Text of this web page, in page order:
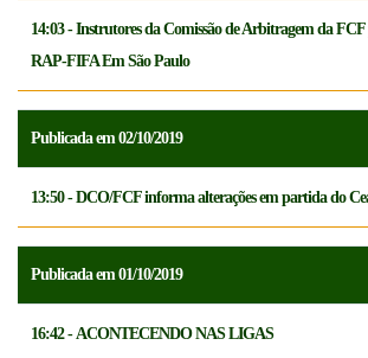
14:03 - Instrutores da Comissão de Arbitragem da
RAP-FIFA Em São Paulo
Publicada em 02/10/2019
13:50 - DCO/FCF informa alterações em partida do
Publicada em 01/10/2019
16:42 - ACONTECENDO NAS LIGAS